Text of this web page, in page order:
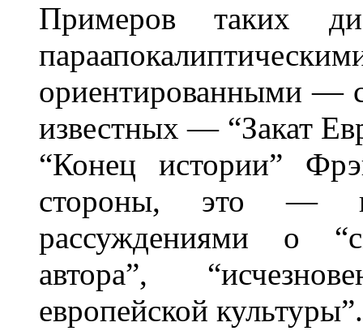
Примеров таких
ориентированными —
известных — “Закат
“Конец истории”
стороны, это —
рассуждениями о
автора”,
европейской культуры”.